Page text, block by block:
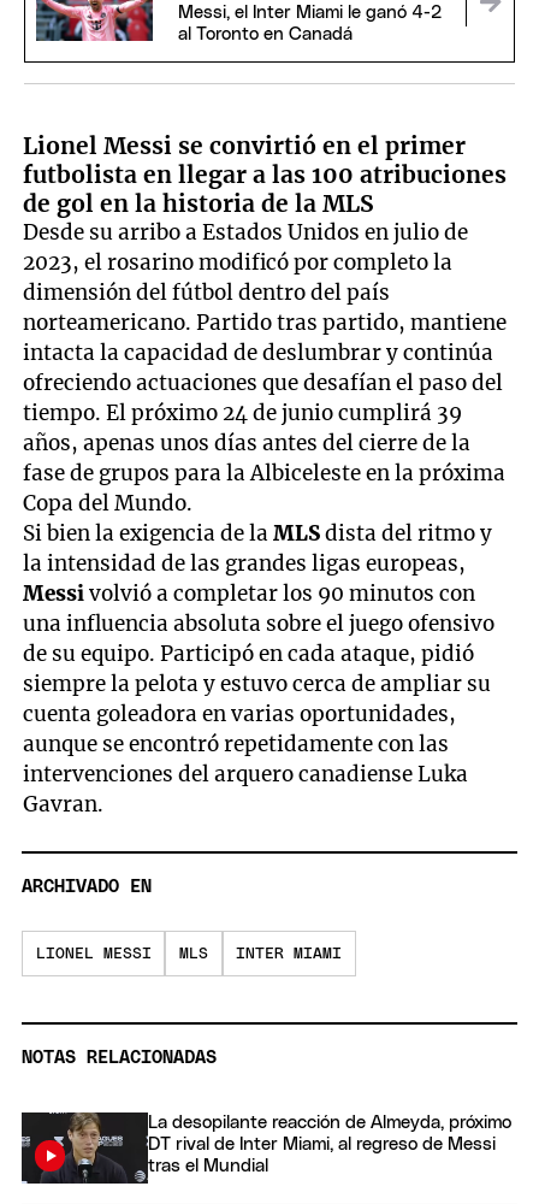
Messi, el Inter Miami le ganó 4-2
al Toronto en Canadá
Lionel Messi se convirtió en el primer
futbolista en llegar a las 100 atribuciones
de gol en la historia de la MLS
Desde su arribo a Estados Unidos en julio de
2023, el rosarino modificó por completo la
dimensión del fútbol dentro del país
norteamericano. Partido tras partido, mantiene
intacta la capacidad de deslumbrar y continúa
ofreciendo actuaciones que desafían el paso del
tiempo. El próximo 24 de junio cumplirá 39
años, apenas unos días antes del cierre de la
fase de grupos para la Albiceleste en la próxima
Copa del Mundo.
Si bien la exigencia de laMLSdista del ritmo y
la intensidad de las grandes ligas europeas,
Messivolvió a completar los 90 minutos con
una influencia absoluta sobre el juego ofensivo
de su equipo. Participó en cada ataque, pidió
siempre la pelota y estuvo cerca de ampliar su
cuenta goleadora en varias oportunidades,
aunque se encontró repetidamente con las
intervenciones del arquero canadiense Luka
Gavran.
ARCHIVADO EN
LIONEL MESSI MLS INTER MIAMI
NOTAS RELACIONADAS
La desopilante reacción de Almeyda, próximo
DT rival de Inter Miami, al regreso de Messi
tras el Mundial